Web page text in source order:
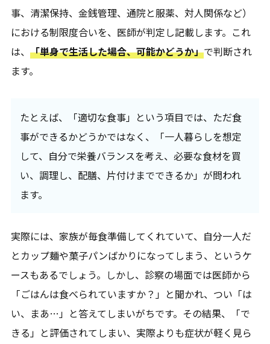
事、清潔保持、金銭管理、通院と服薬、対人関係など）
における制限度合いを、医師が判定し記載します。これ
は、 「単身で生活した場合、可能かどうか」で判断され
ます。
たとえば、「適切な食事」という項目では、ただ食
事ができるかどうかではなく、「一人暮らしを想定
して、自分で栄養バランスを考え、必要な食材を買
い、調理し、配膳、片付けまでできるか」が問われ
ます。
実際には、家族が毎食準備してくれていて、自分一人だ
とカップ麺や菓子パンばかりになってしまう、というケ
ースもあるでしょう。しかし、診察の場面では医師から
「ごはんは食べられていますか？」と聞かれ、つい「は
い、まあ…」と答えてしまいがちです。その結果、「で
きる」と評価されてしまい、実際よりも症状が軽く見ら